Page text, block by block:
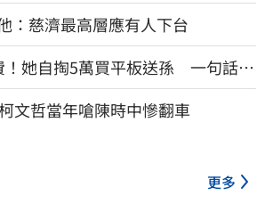
：慈濟最高層應有人下台
！她自掏5萬買平板送孫 一句話愣
文哲當年嗆陳時中慘翻車
更多